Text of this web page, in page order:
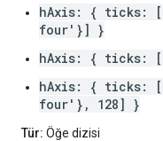
hAxis: { ticks:
four'}] }
hAxis: { ticks:
hAxis: { ticks:
four'}, 128] }
Tür: Öğe dizisi